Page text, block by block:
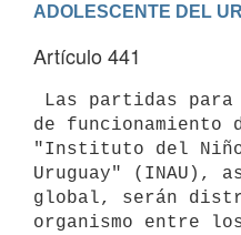
ADOLESCENTE DEL
Artículo 441
de funcionamiento
"Instituto del
Uruguay" (INAU),
global, serán
organismo entre